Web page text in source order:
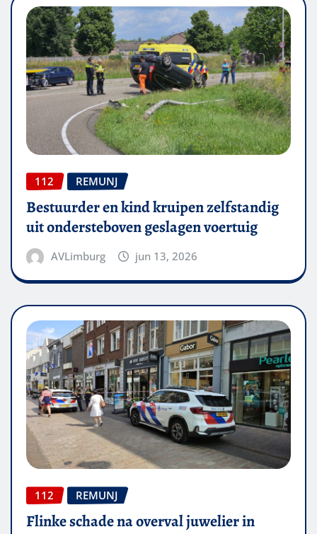
112 REMUNJ
Bestuurder en kind kruipen zelfstandig
uit ondersteboven geslagen voertuig
AVLimburg jun 13, 2026
112 REMUNJ
Flinke schade na overval juwelier in